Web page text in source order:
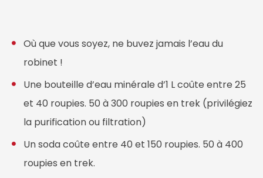
Où que vous soyez, ne buvez jamais l’eau du
robinet !
Une bouteille d’eau minérale d’1 L coûte entre 25
et 40 roupies. 50 à 300 roupies en trek (privilégiez
la purification ou filtration)
Un soda coûte entre 40 et 150 roupies. 50 à 400
roupies en trek.